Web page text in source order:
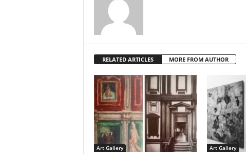
RELATED ARTICLES MORE FROM AUTHOR
Art Gallery Art Gallery